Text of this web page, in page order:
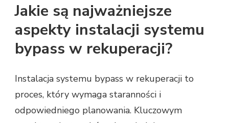
Jakie są najważniejsze
aspekty instalacji systemu
bypass w rekuperacji?
Instalacja systemu bypass w rekuperacji to
proces, który wymaga staranności i
odpowiedniego planowania. Kluczowym